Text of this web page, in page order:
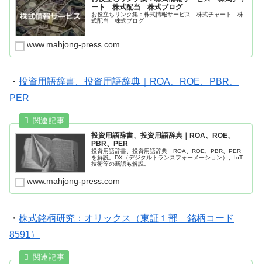
ート 株式配当 株式ブログ
お役立ちリンク集：株式情報サービス 株式チャート 株
式配当 株式ブログ
www.mahjong-press.com
・ 投資用語辞書、投資用語辞典｜ROA、ROE、PBR、
PER
投資用語辞書、投資用語辞典｜ROA、ROE、
PBR、PER
投資用語辞書、投資用語辞典 ROA、ROE、PBR、PER
を解説。DX（デジタルトランスフォーメーション）、IoT
技術等の新語も解説。
www.mahjong-press.com
・ 株式銘柄研究：オリックス（東証１部 銘柄コード
8591）